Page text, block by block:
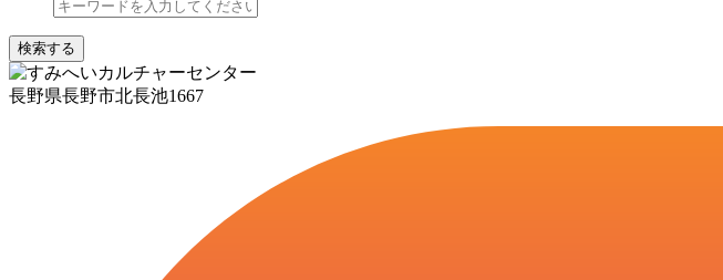
検索する
長野県長野市北長池1667